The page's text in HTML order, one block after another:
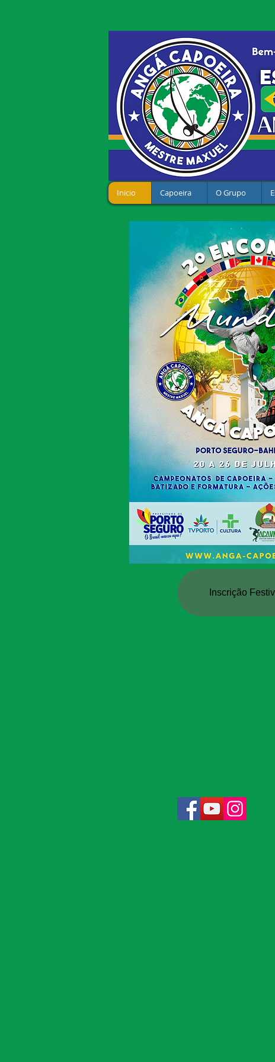
Inicio Capoeira O Grupo
Bem-vindo a
l'Ecole
international
internacional
Internazionale
Capoeiraへよう
Anga Capoeira -
School
Inscrição